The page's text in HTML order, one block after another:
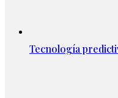
Tecnología